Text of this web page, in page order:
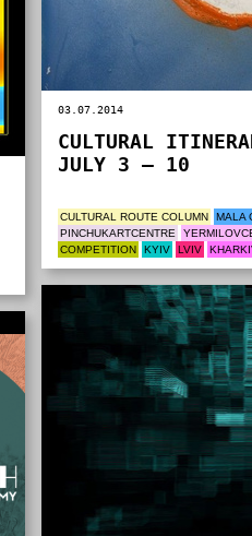
03.07.2014
CULTURAL
JULY 3 – 10
CULTURAL ROUTE COLUMN
MALA
PINCHUKARTCENTRE
COMPETITION
KYIV LVIV